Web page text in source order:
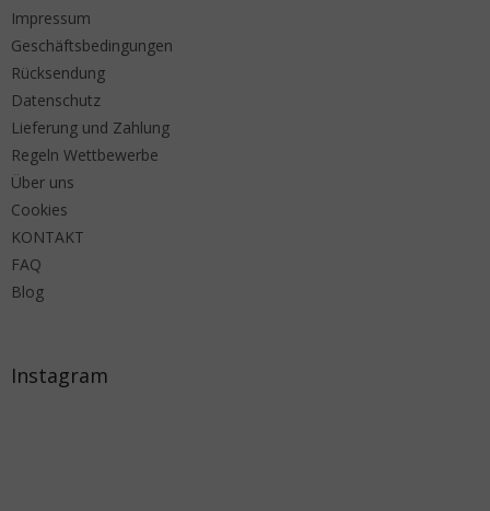
Impressum
Geschäftsbedingungen
Rücksendung
Datenschutz
Lieferung und Zahlung
Regeln Wettbewerbe
Über uns
Cookies
KONTAKT
FAQ
Blog
Instagram